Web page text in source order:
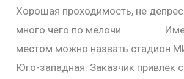
Хорошая проходимость, не
много чего по мелочи.
местом можно назвать стадион
Юго-западная. Заказчик привлёк